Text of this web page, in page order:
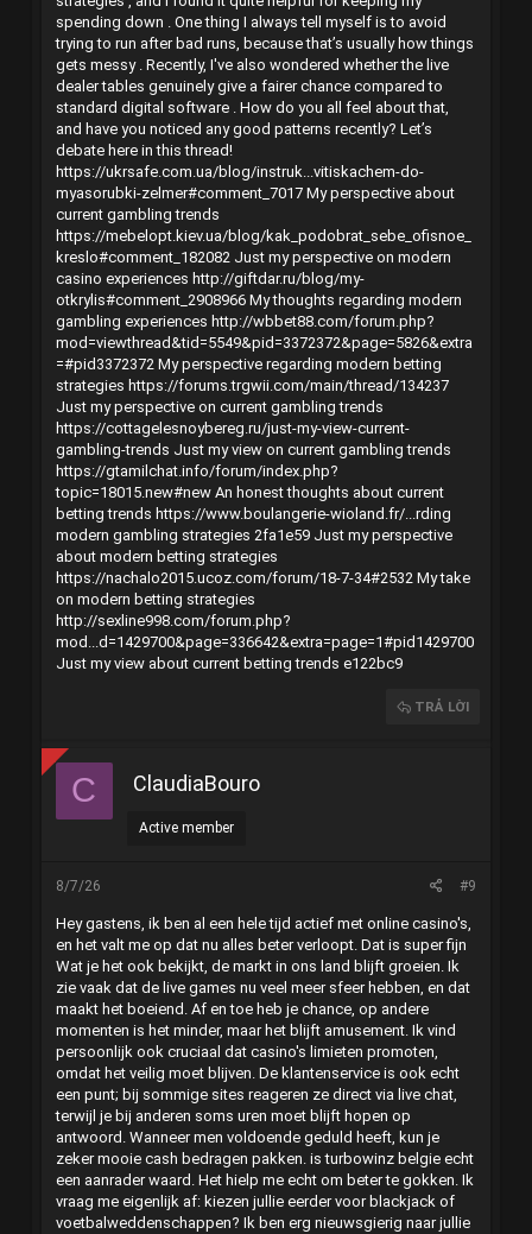
spending down . One thing I always tell myself is to avoid
trying to run after bad runs, because that’s usually how things
gets messy . Recently, I've also wondered whether the live
dealer tables genuinely give a fairer chance compared to
standard digital software . How do you all feel about that,
and have you noticed any good patterns recently? Let’s
debate here in this thread!
https://ukrsafe.com.ua/blog/instruk...vitiskachem-do-
myasorubki-zelmer#comment_7017My perspective about
current gambling trends
https://mebelopt.kiev.ua/blog/kak_podobrat_sebe_ofisnoe_
kreslo#comment_182082 Just my perspective on modern
casino experiences http://giftdar.ru/blog/my-
otkrylis#comment_2908966My thoughts regarding modern
gambling experiences http://wbbet88.com/forum.php?
mod=viewthread&tid=5549&pid=3372372&page=5826&extra
=#pid3372372 My perspective regarding modern betting
strategies https://forums.trgwii.com/main/thread/134237
Just my perspective on current gambling trends
https://cottagelesnoybereg.ru/just-my-view-current-
gambling-trends Just my view on current gambling trends
https://gtamilchat.info/forum/index.php?
topic=18015.new#newAn honest thoughts about current
betting trends https://www.boulangerie-wioland.fr/...rding
modern gambling strategies 2fa1e59 Just my perspective
about modern betting strategies
https://nachalo2015.ucoz.com/forum/18-7-34#2532 My take
on modern betting strategies
http://sexline998.com/forum.php?
mod...d=1429700&page=336642&extra=page=1#pid1429700
Just my view about current betting trends e122bc9
TRẢ LỜI
C ClaudiaBouro
Active member
8/7/26 #9
Hey gastens, ik ben al een hele tijd actief met online casino's,
en het valt me op dat nu alles beter verloopt. Dat is super fijn
Wat je het ook bekijkt, de markt in ons land blijft groeien. Ik
zie vaak dat de live games nu veel meer sfeer hebben, en dat
maakt het boeiend. Af en toe heb je chance, op andere
momenten is het minder, maar het blijft amusement. Ik vind
persoonlijk ook cruciaal dat casino's limieten promoten,
omdat het veilig moet blijven. De klantenservice is ook echt
een punt; bij sommige sites reageren ze direct via live chat,
terwijl je bij anderen soms uren moet blijft hopen op
antwoord. Wanneer men voldoende geduld heeft, kun je
zeker mooie cash bedragen pakken. isturbowinz belgieecht
een aanrader waard. Het hielp me echt om beter te gokken. Ik
vraag me eigenlijk af: kiezen jullie eerder voor blackjack of
voetbalweddenschappen? Ik ben erg nieuwsgierig naar jullie